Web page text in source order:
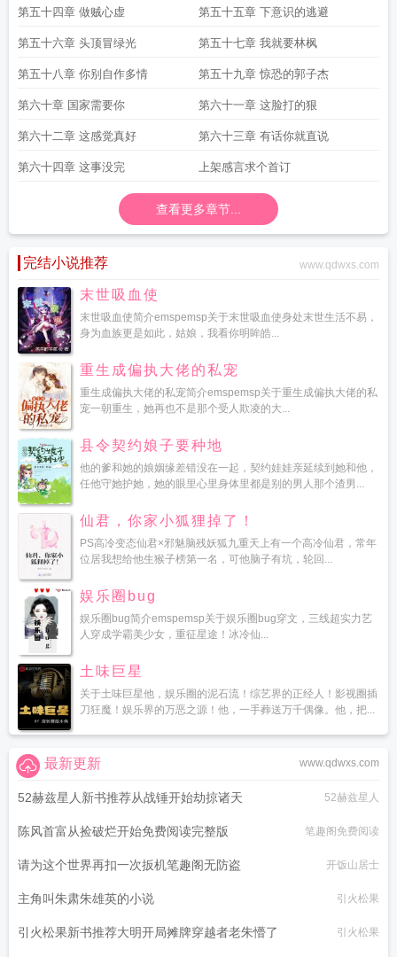
第五十四章 做贼心虚 第五十五章 下意识的逃避
第五十六章 头顶冒绿光 第五十七章 我就要林枫
第五十八章 你别自作多情 第五十九章 惊恐的郭子杰
第六十章 国家需要你 第六十一章 这脸打的狠
第六十二章 这感觉真好 第六十三章 有话你就直说
第六十四章 这事没完 上架感言求个首订
查看更多章节...
完结小说推荐 www.qdwxs.com
末世吸血使
末世吸血使简介emspemsp关于末世吸血使身处末世生活不易，
身为血族更是如此，姑娘，我看你明眸皓...
重生成偏执大佬的私宠
重生成偏执大佬的私宠简介emspemsp关于重生成偏执大佬的私
宠一朝重生，她再也不是那个受人欺凌的大...
县令契约娘子要种地
他的爹和她的娘姻缘差错没在一起，契约娃娃亲延续到她和他，
任他守她护她，她的眼里心里身体里都是别的男人那个渣男...
仙君，你家小狐狸掉了！
PS高冷变态仙君×邪魅脑残妖狐九重天上有一个高冷仙君，常年
位居我想给他生猴子榜第一名，可他脑子有坑，轮回...
娱乐圈bug
娱乐圈bug简介emspemsp关于娱乐圈bug穿文，三线超实力艺
人穿成学霸美少女，重征星途！冰冷仙...
土味巨星
关于土味巨星他，娱乐圈的泥石流！综艺界的正经人！影视圈插
刀狂魔！娱乐界的万恶之源！他，一手葬送万千偶像。他，把...
www.qdwxs.com
最新更新
52赫兹星人新书推荐从战锤开始劫掠诸天 52赫兹星人
陈风首富从捡破烂开始免费阅读完整版 笔趣阁免费阅读
请为这个世界再扣一次扳机笔趣阁无防盗 开饭山居士
主角叫朱肃朱雄英的小说 引火松果
引火松果新书推荐大明开局摊牌穿越者老朱懵了 引火松果